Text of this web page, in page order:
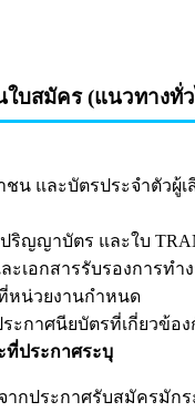
บสมัคร (แนวทางทั่
น และบัตรประจำตัวผู้เ
ริญญาบัตร และใบ
ะเอกสารรับรองการทำ
หน่วยงานกำหนด
ะกาศนียบัตรที่เกี่ยวข้อ
ประกาศระบุ
จากประกาศรับสมัครมั